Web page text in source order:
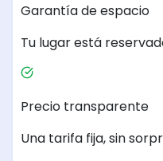
Garantía de espacio
Tu lugar está
Precio transparente
Una tarifa fija, sin